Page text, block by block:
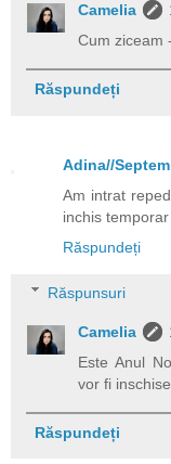
Camelia
Cum ziceam
Răspundeți
Adina//
Am intrat
inchis
Răspundeți
Răspunsuri
Camelia
Este Anul
vor fi inschise.
Răspundeți